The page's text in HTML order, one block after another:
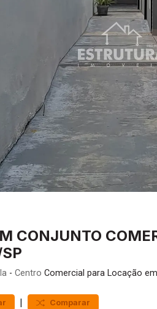
CONJUNTO
- Centro Comercial para Locação
| Comparar